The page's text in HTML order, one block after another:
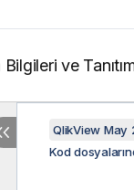
Bilgileri ve
QlikView May
Kod